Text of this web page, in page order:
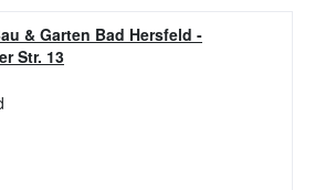
& Garten Bad Hersfeld -
Str. 13